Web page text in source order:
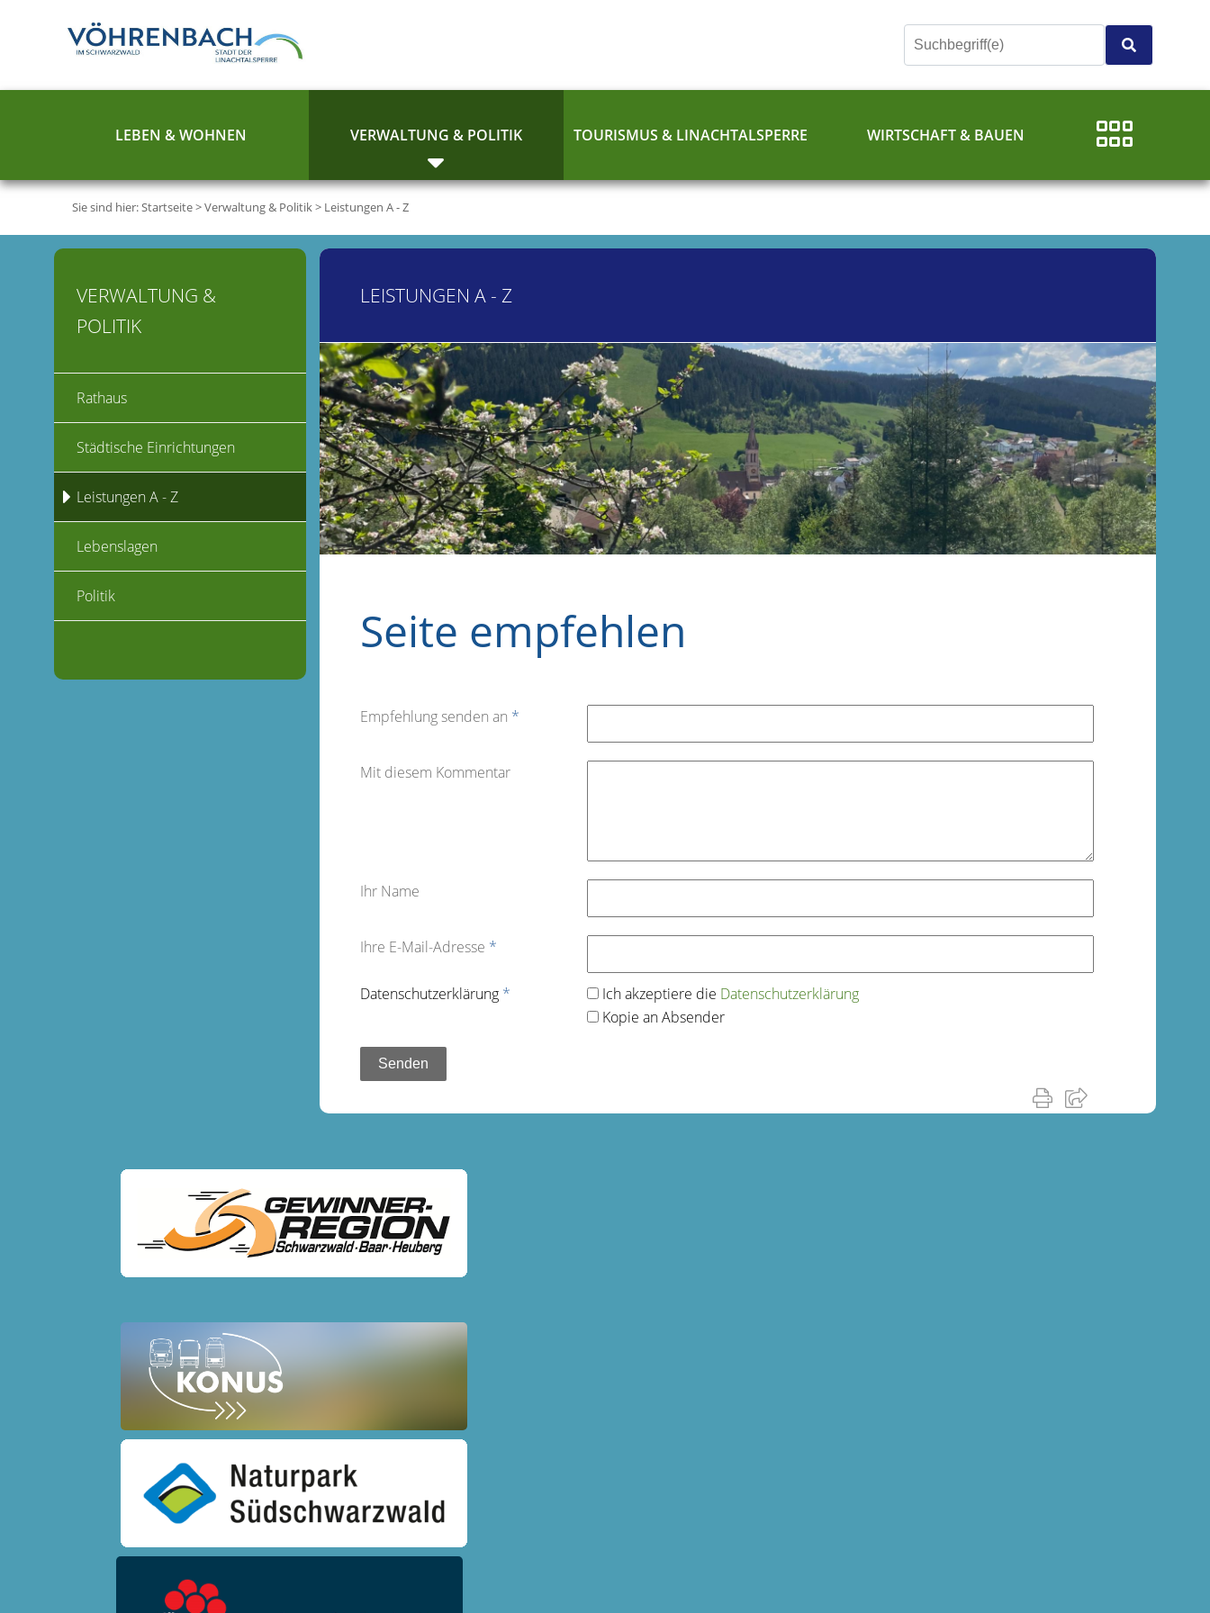
LEBEN & WOHNEN VERWALTUNG & POLITIK TOURISMUS & LINACHTALSPERRE WIRTSCHAFT & BAUEN
Sie sind hier:Startseite>Verwaltung & Politik> Leistungen A - Z
LEISTUNGEN A - Z
Seite empfehlen
Empfehlung senden an *
Mit diesem Kommentar
Ihr Name
Ihre E-Mail-Adresse *
Datenschutz­erklärung * Ich akzeptiere die Datenschutz­erklärung
Kopie an Absender
VERWALTUNG &
POLITIK
Rathaus
Städtische Einrichtungen
Leistungen A - Z
Lebenslagen
Politik